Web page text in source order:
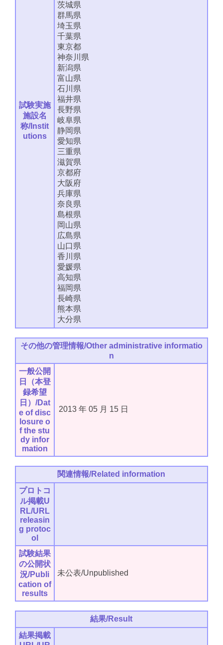
試験実施
施設名
称/Instit
utions
茨城県
群馬県
埼玉県
千葉県
東京都
神奈川県
新潟県
富山県
石川県
福井県
長野県
岐阜県
静岡県
愛知県
三重県
滋賀県
京都府
大阪府
兵庫県
奈良県
島根県
岡山県
広島県
山口県
香川県
愛媛県
高知県
福岡県
長崎県
熊本県
大分県
その他の管理情報/Other administrative informatio
n
一般公開
日（本登
録希望
日）/Dat
e of disc
losure o
f the stu
dy infor
mation
2013 年 05 月 15 日
関連情報/Related information
プロトコ
ル掲載U
RL/URL
releasin
g protoc
ol
試験結果
の公開状
況/Publi
cation of
results
未公表/Unpublished
結果/Result
結果掲載